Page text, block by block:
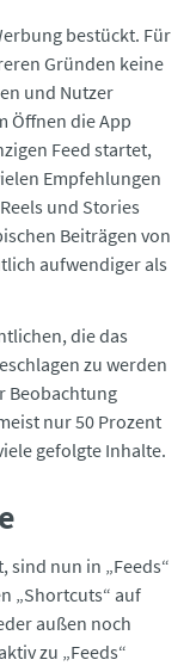
bestückt. Für
Gründen keine
und Nutzer
Öffnen die App
Feed startet,
Empfehlungen
und Stories
Beiträgen von
aufwendiger als
die das
zu werden
Beobachtung
nur 50 Prozent
gefolgte Inhalte.
sind nun in „Feeds“
„Shortcuts“ auf
außen noch
zu „Feeds“